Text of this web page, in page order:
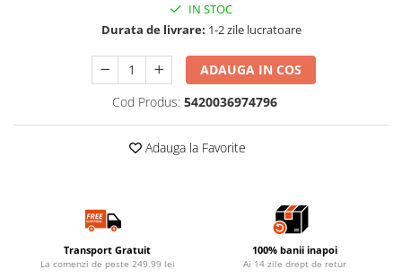
IN STOC
Durata de livrare: 1-2 zile lucratoare
ADAUGA IN COS
Cod Produs: 5420036974796
Adauga la Favorite
Transport Gratuit
La comenzi de peste 249.99 lei
100% banii inapoi
Ai 14 zile drept de retur